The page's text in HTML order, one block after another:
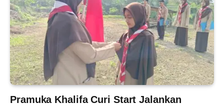
Pramuka Khalifa Curi Start Jalankan